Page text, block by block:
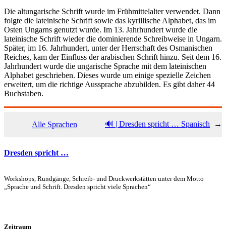
Die altungarische Schrift wurde im Frühmittelalter verwendet. Dann
folgte die lateinische Schrift sowie das kyrillische Alphabet, das im
Osten Ungarns genutzt wurde. Im 13. Jahrhundert wurde die
lateinische Schrift wieder die dominierende Schreibweise in Ungarn.
Später, im 16. Jahrhundert, unter der Herrschaft des Osmanischen
Reiches, kam der Einfluss der arabischen Schrift hinzu. Seit dem 16.
Jahrhundert wurde die ungarische Sprache mit dem lateinischen
Alphabet geschrieben. Dieses wurde um einige spezielle Zeichen
erweitert, um die richtige Aussprache abzubilden. Es gibt daher 44
Buchstaben.
Alle Sprachen 🔊 | Dresden spricht … Spanisch →
Dresden spricht …
Workshops, Rundgänge, Schreib- und Druckwerkstätten unter dem Motto
„Sprache und Schrift. Dresden spricht viele Sprachen“
Zeitraum